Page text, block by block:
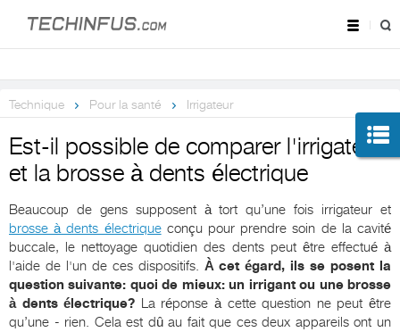
Technique Pour la santé Irrigateur
Est-il possible de comparer l'irrigateur
et la brosse à dents électrique
Beaucoup de gens supposent à tort qu’une fois irrigateur et
brosse à dents électriqueconçu pour prendre soin de la cavité
buccale, le nettoyage quotidien des dents peut être effectué à
l'aide de l'un de ces dispositifs. À cet égard, ils se posent la
question suivante: quoi de mieux: un irrigant ou une brosse
à dents électrique? La réponse à cette question ne peut être
qu’une - rien. Cela est dû au fait que ces deux appareils ont un